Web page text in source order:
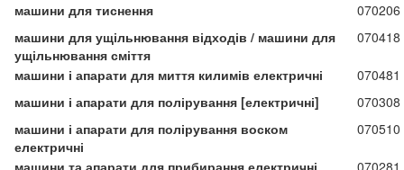
машини для тиснення
070206
машини для ущільнювання відходів / машини для
ущільнювання сміття
070418
машини і апарати для миття килимів електричні
070481
машини і апарати для полірування [електричні]
070308
машини і апарати для полірування воском
електричні
070510
машини та апарати для прибирання електричні
070281